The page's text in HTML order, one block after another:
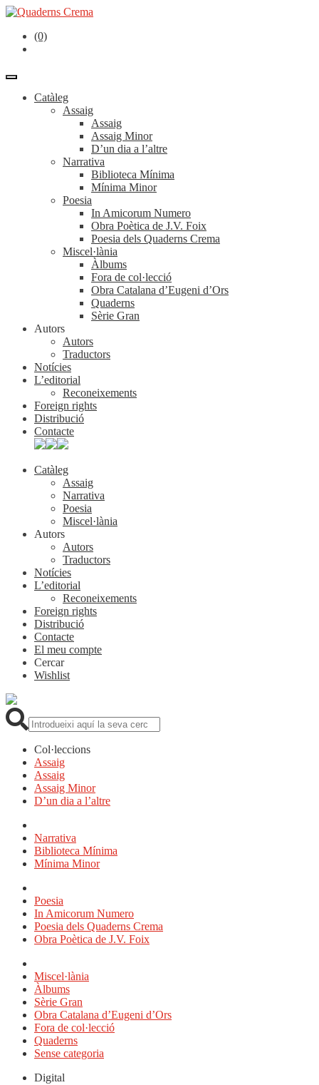
(0)
Catàleg
Assaig
Assaig
Assaig Minor
D’un dia a l’altre
Narrativa
Biblioteca Mínima
Mínima Minor
Poesia
In Amicorum Numero
Obra Poètica de J.V. Foix
Poesia dels Quaderns Crema
Miscel·lània
Àlbums
Fora de col·lecció
Obra Catalana d’Eugeni d’Ors
Quaderns
Sèrie Gran
Autors
Autors
Traductors
Notícies
L’editorial
Reconeixements
Foreign rights
Distribució
Contacte
Catàleg
Assaig
Narrativa
Poesia
Miscel·lània
Autors
Autors
Traductors
Notícies
L’editorial
Reconeixements
Foreign rights
Distribució
Contacte
El meu compte
Cercar
Wishlist
Col·leccions
Assaig
Assaig
Assaig Minor
D’un dia a l’altre
Narrativa
Biblioteca Mínima
Mínima Minor
Poesia
In Amicorum Numero
Poesia dels Quaderns Crema
Obra Poètica de J.V. Foix
Miscel·lània
Àlbums
Sèrie Gran
Obra Catalana d’Eugeni d’Ors
Fora de col·lecció
Quaderns
Sense categoria
Digital